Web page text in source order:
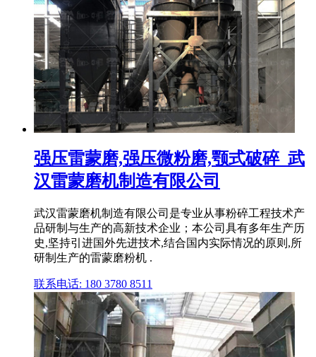
强压雷蒙磨,强压微粉磨,颚式破碎_武
汉雷蒙磨机制造有限公司
武汉雷蒙磨机制造有限公司是专业从事粉碎工程技术产
品研制与生产的高新技术企业；本公司具有多年生产历
史,坚持引进国外先进技术,结合国内实际情况的原则,所
研制生产的雷蒙磨粉机 .
联系电话: 180 3780 8511